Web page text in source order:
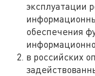
эксплуатации
обеспечения
в российских